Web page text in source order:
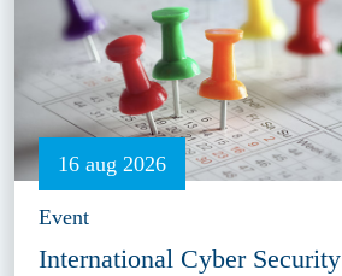
16 aug 2026
Event
International Cyber Security